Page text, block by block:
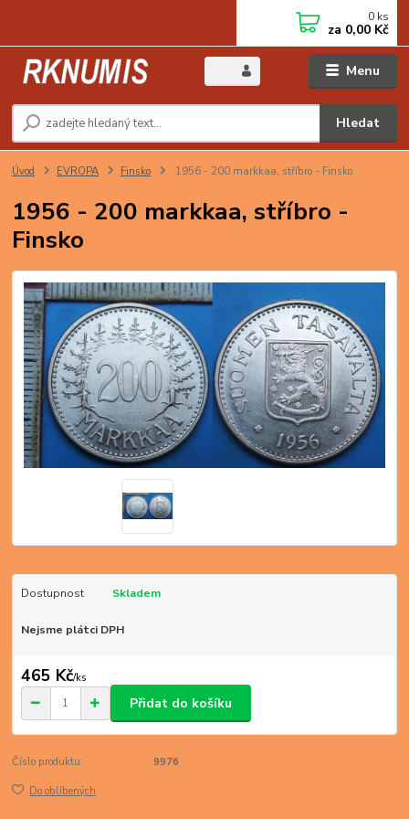
Menu
Hledat
0 ks
za 0,00 Kč
Úvod EVROPA Finsko 1956 - 200 markkaa, stříbro - Finsko
1956 - 200 markkaa, stříbro -
Finsko
Dostupnost Skladem
Nejsme plátci DPH
465 Kč/ks
Přidat do košíku
Číslo produktu: 9976
Do oblíbených